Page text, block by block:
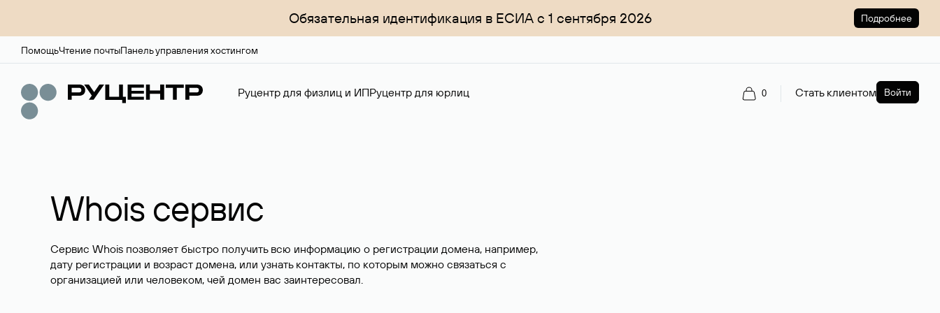
Обязательная идентификация в ЕСИА с 1 сентября 2026 Подробнее
ПомощьЧтение почтыПанель управления хостингом
Руцентр для физлиц и ИПРуцентр для юрлиц 0 Стать клиентом Войти
Whois сервис
Сервис Whois позволяет быстро получить всю информацию о регистрации домена, например,
дату регистрации и возраст домена, или узнать контакты, по которым можно связаться с
организацией или человеком, чей домен вас заинтересовал.